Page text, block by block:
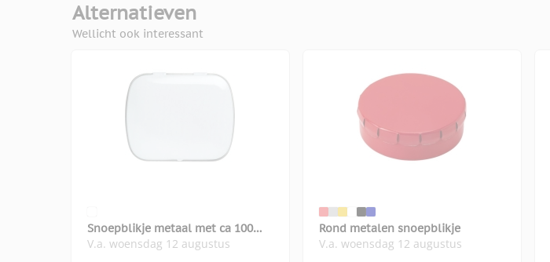
Alternatieven
Wellicht ook interessant
Snoepblikje metaal met ca 100
suikervrije mintjes
V.a. woensdag 12 augustus
Rond metalen snoepblikje
V.a. woensdag 12 augustus